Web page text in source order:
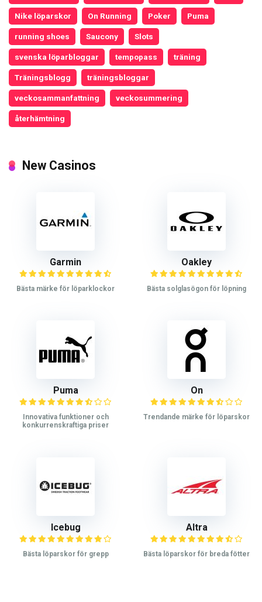
Nike löparskor On Running Poker Puma
running shoes Saucony Slots
svenska löparbloggar tempopass träning
Träningsblogg träningsbloggar
veckosammanfattning veckosummering
återhämtning
New Casinos
Garmin
Bästa märke för löparklockor
Oakley
Bästa solglasögon för löpning
Puma
Innovativa funktioner och
konkurrenskraftiga priser
On
Trendande märke för löparskor
Icebug
Bästa löparskor för grepp
Altra
Bästa löparskor för breda fötter